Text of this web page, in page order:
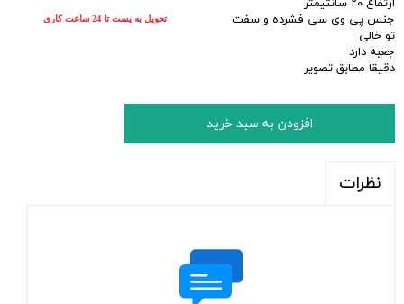
ارتفاع ۲۰ سانتیمتر
جنس پی وی سی فشرده و سفت
تو خالی
جعبه دارد
دقیقا مطابق تصویر
افزودن به سبد خرید
نظرات
تحویل به پست تا 24 ساعت کاری